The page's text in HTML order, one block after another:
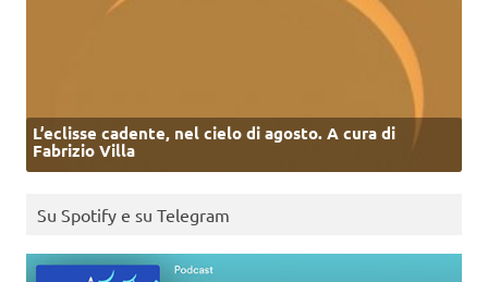
L’eclisse cadente, nel cielo di agosto. A cura di
Fabrizio Villa
Su Spotify e su Telegram